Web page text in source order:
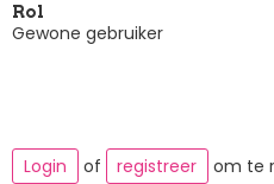
Rol
Gewone gebruiker
Login of registreer om te